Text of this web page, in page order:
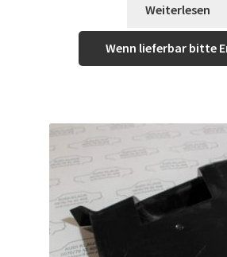
Weiterlesen
Wenn lieferbar bitte